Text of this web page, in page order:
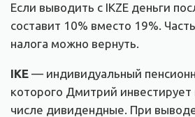
Если выводить с IKZE деньги
составит 10% вместо 19%.
налога можно вернуть.
IKE — индивидуальный
которого Дмитрий инвестирует
числе дивидендные. При